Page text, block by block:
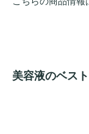
美容液のベス